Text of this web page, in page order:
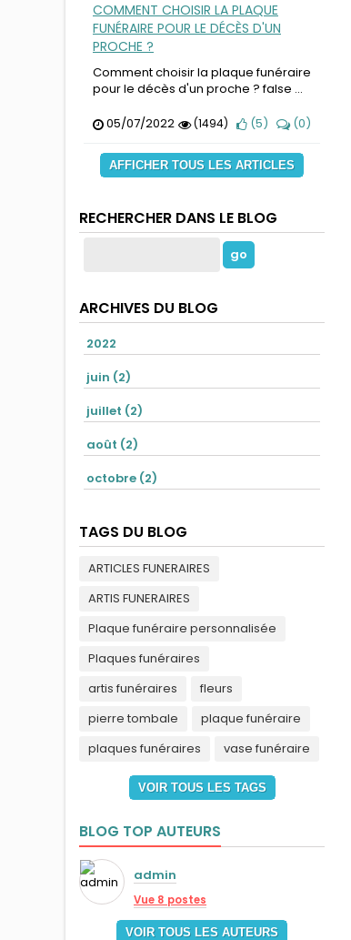
COMMENT CHOISIR LA PLAQUE
FUNÉRAIRE POUR LE DÉCÈS D'UN
PROCHE ?
Comment choisir la plaque funéraire
pour le décès d'un proche ? false ...
05/07/2022
(1494) (5) (0)
AFFICHER TOUS LES ARTICLES
RECHERCHER DANS LE BLOG
ARCHIVES DU BLOG
2022
juin (2)
juillet (2)
août (2)
octobre (2)
TAGS DU BLOG
ARTICLES FUNERAIRES
ARTIS FUNERAIRES
Plaque funéraire personnalisée
Plaques funéraires
artis funéraires
fleurs
pierre tombale
plaque funéraire
plaques funéraires
vase funéraire
VOIR TOUS LES TAGS
BLOG TOP AUTEURS
admin
Vue 8 postes
VOIR TOUS LES AUTEURS